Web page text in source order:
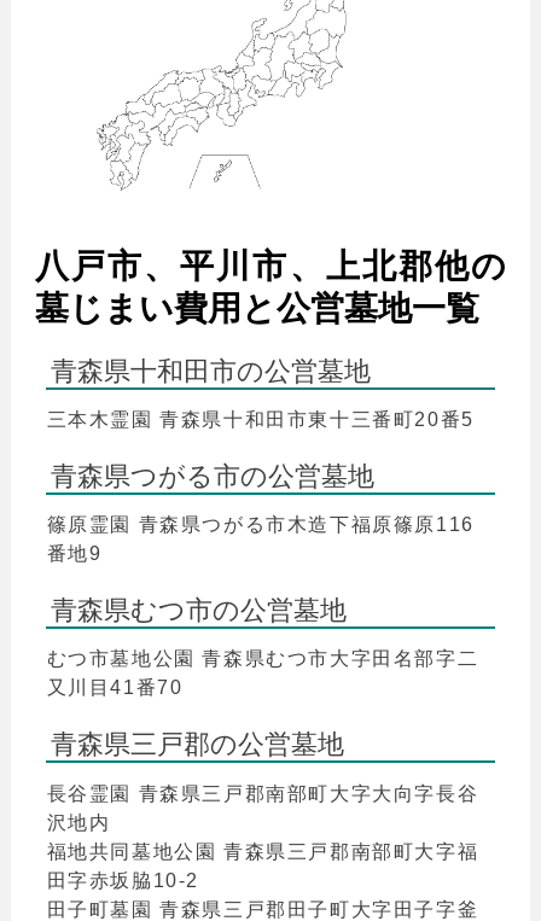
八戸市、平川市、上北郡他の
墓じまい費用と公営墓地一覧
青森県十和田市の公営墓地
三本木霊園 青森県十和田市東十三番町20番5
青森県つがる市の公営墓地
篠原霊園 青森県つがる市木造下福原篠原116
番地9
青森県むつ市の公営墓地
むつ市墓地公園 青森県むつ市大字田名部字二
又川目41番70
青森県三戸郡の公営墓地
長谷霊園 青森県三戸郡南部町大字大向字長谷
沢地内
福地共同墓地公園 青森県三戸郡南部町大字福
田字赤坂脇10-2
田子町墓園 青森県三戸郡田子町大字田子字釜